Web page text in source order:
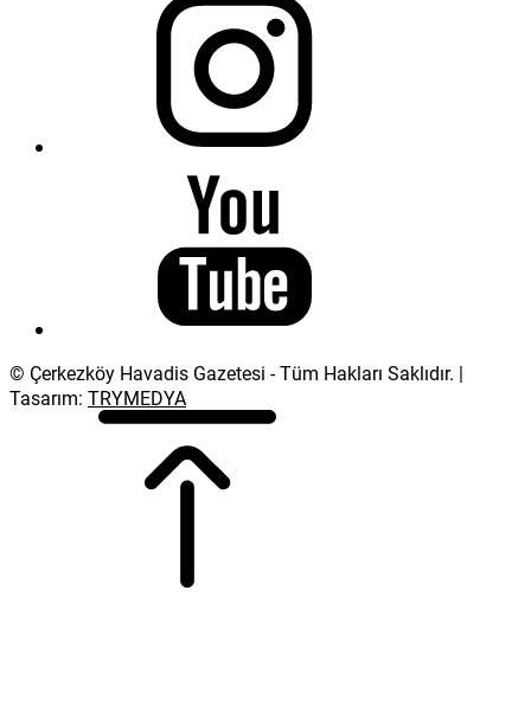
© Çerkezköy Havadis Gazetesi - Tüm Hakları Saklıdır. |
Tasarım: TRYMEDYA